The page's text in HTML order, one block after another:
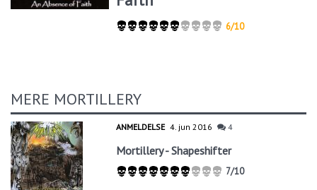
6/10
MERE MORTILLERY
ANMELDELSE 4. jun 2016 4
Mortillery - Shapeshifter
7/10